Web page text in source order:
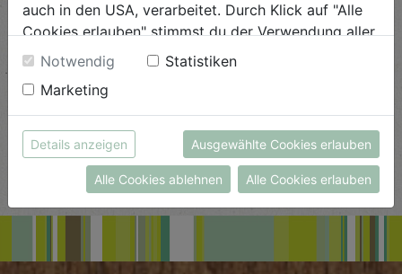
Ziegen Aufstrich Kernöl
Biohof Ecker
€ 3,90 / STK
VORBESTELLEN
Ziegenmilch 3,2%
Leeb Biomilch GmbH
€ 2,66 / STK
AUF DIEEINKAUFSLISTE
auch in den USA, verarbeitet. Durch Klick auf "Alle
Cookies erlauben" stimmst du der Verwendung aller
Cookies zu. Unter "Details anzeigen" findest du alle
Infos zu den unterschiedlichen Cookies, du kannst
auch entscheiden, welche Cookies du erlauben
möchtest.
Weitere Informationen findest du in unserer
Datenschutzerklärungbzw. imImpressum
Notwendig
Statistiken
Marketing
Details anzeigen Ausgewählte Cookies erlauben
Alle Cookies ablehnen Alle Cookies erlauben